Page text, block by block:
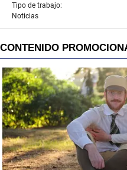
Tipo de trabajo:
Noticias